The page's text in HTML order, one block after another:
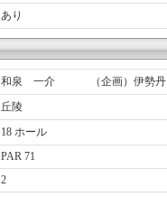
あり
和泉 一介 （企画）伊勢丹
丘陵
18 ホール
PAR 71
2